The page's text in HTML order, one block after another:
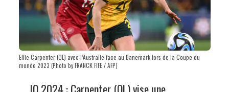
Ellie Carpenter (OL) avec l’Australie face au Danemark lors de la Coupe du
monde 2023 (Photo by FRANCK FIFE / AFP)